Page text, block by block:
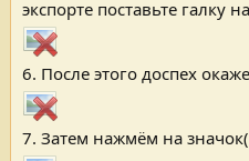
экспорте поставьте
6. После этого доспех
7. Затем нажмём на